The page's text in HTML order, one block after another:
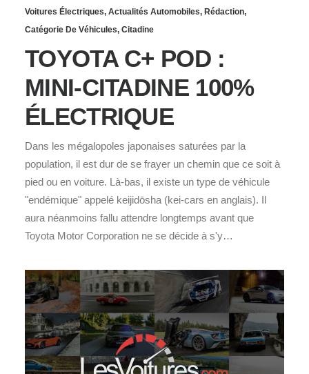
Voitures Électriques, Actualités Automobiles, Rédaction,
Catégorie De Véhicules, Citadine
TOYOTA C+ POD :
MINI-CITADINE 100%
ÉLECTRIQUE
Dans les mégalopoles japonaises saturées par la
population, il est dur de se frayer un chemin que ce soit à
pied ou en voiture. Là-bas, il existe un type de véhicule
"endémique" appelé keijidōsha (kei-cars en anglais). Il
aura néanmoins fallu attendre longtemps avant que
Toyota Motor Corporation ne se décide à s'y…